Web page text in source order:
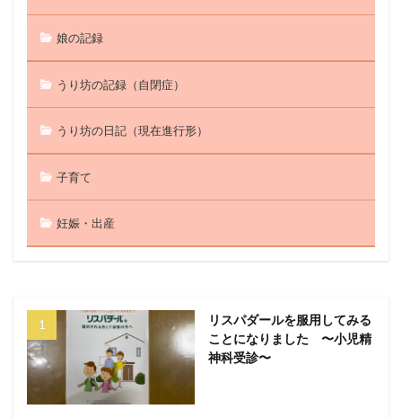
娘の記録
うり坊の記録（自閉症）
うり坊の日記（現在進行形）
子育て
妊娠・出産
リスパダールを服用してみる
ことになりました 〜小児精
神科受診〜